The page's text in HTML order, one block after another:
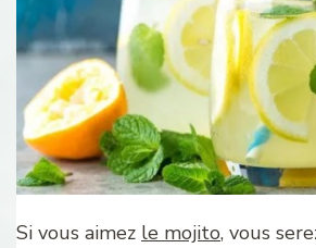
Si vous aimez le mojito, vous